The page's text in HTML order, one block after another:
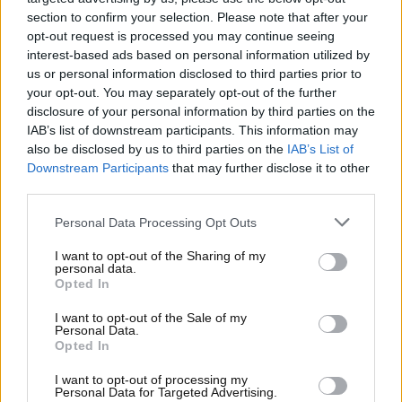
section to confirm your selection. Please note that after your
opt-out request is processed you may continue seeing
interest-based ads based on personal information utilized by
us or personal information disclosed to third parties prior to
your opt-out. You may separately opt-out of the further
disclosure of your personal information by third parties on the
IAB’s list of downstream participants. This information may
also be disclosed by us to third parties on the IAB’s List of
Downstream Participants that may further disclose it to other
Personal Data Processing Opt Outs
I want to opt-out of the Sharing of my
personal data.
Opted In
I want to opt-out of the Sale of my
Personal Data.
Opted In
I want to opt-out of processing my
Personal Data for Targeted Advertising.
“cavallino rampante” e a sostituirlo sarà
nientepopodimeno che Lewis Hamilton, oggi ancora
in forze alla Mercedes.
Il team principal Frederic Vasseur ritiene che la
Ferrari abbia tutte le carte in regola per mettere
pressione alla Red Bull nel prosieguo del
campionato. La doppietta australiana ha lasciato
buone speranze. Non è da escludere che i problemi
legati anche alla marcatura stretta di Carlos Sainz. La
Ferrari sta comunque lavorando ancora per ottenere
la macchina migliore per l’intera stagione. In attesa
di trovare la configurazione ideale, bisognerà far
sentire il fiato sul collo a Verstappen. Con l’avvento
dei primi Gran Premi europei prenderà il via lo
l’aerodinamica ed allora si potrà vedere in azione la